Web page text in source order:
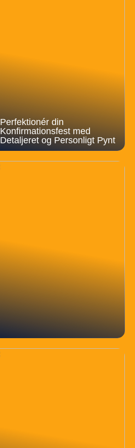
Perfektionér din
Konfirmationsfest med
Detaljeret og Personligt Pynt